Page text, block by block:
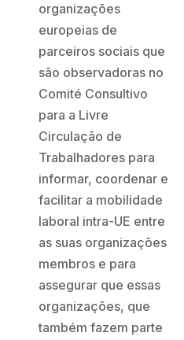
organizações
europeias de
parceiros sociais que
são observadoras no
Comité Consultivo
para a Livre
Circulação de
Trabalhadores para
informar, coordenar e
facilitar a mobilidade
laboral intra-UE entre
as suas organizações
membros e para
assegurar que essas
organizações, que
também fazem parte